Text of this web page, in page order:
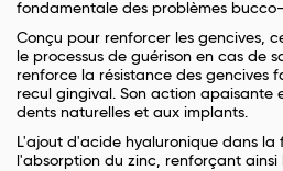
fondamentale des problèmes
Conçu pour renforcer les gencives,
le processus de guérison en cas de
renforce la résistance des gencives
recul gingival. Son action apaisante
dents naturelles et aux implants.
L'ajout d'acide hyaluronique dans la
l'absorption du zinc, renforçant